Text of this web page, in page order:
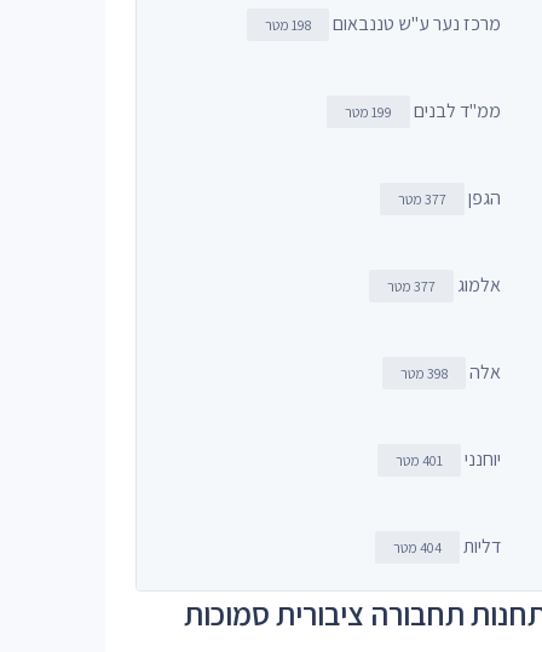
מרכז נער ע"ש טננבאום 198 מטר
ממ"ד לבנים 199 מטר
הגפן 377 מטר
אלמוג 377 מטר
אלה 398 מטר
יוחנני 401 מטר
דליות 404 מטר
תחבורה ציבורית סמוכות